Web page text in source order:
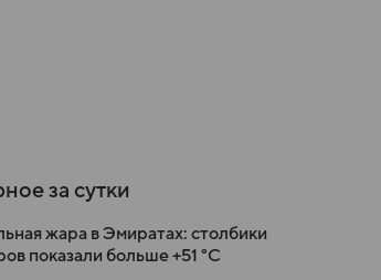
за сутки
жара в Эмиратах: столбики
показали больше +51 °C